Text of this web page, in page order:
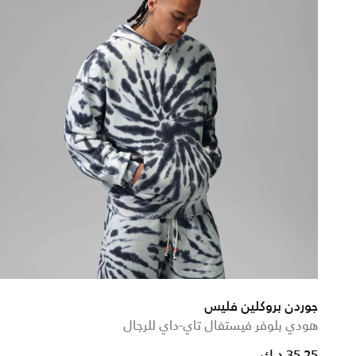
جوردن بروكلين فليس
هودي بلوفر فيستفال تاي-داي للرجال